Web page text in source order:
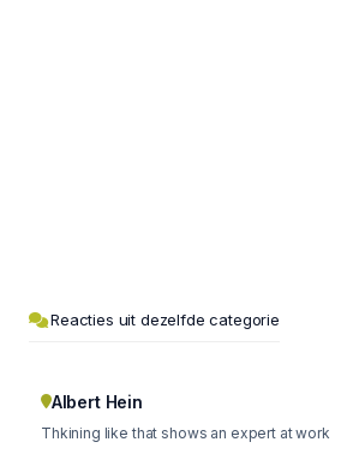
Reacties uit dezelfde categorie
Albert Hein
Thkining like that shows an expert at work